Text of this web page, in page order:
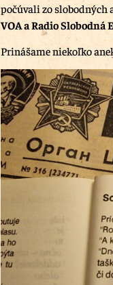
počúvali zo slobodných
VOA a Radio Slobodná
Prinášame niekoľko